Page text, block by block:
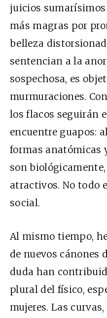
juicios
más magras por
belleza
sentencian a la
sospechosa, es
murmuraciones.
los flacos seguirán
encuentre guapos:
formas anatómicas
son
atractivos. No todo
social.
Al mismo tiempo,
de nuevos cánones
duda han
plural del físico,
mujeres. Las